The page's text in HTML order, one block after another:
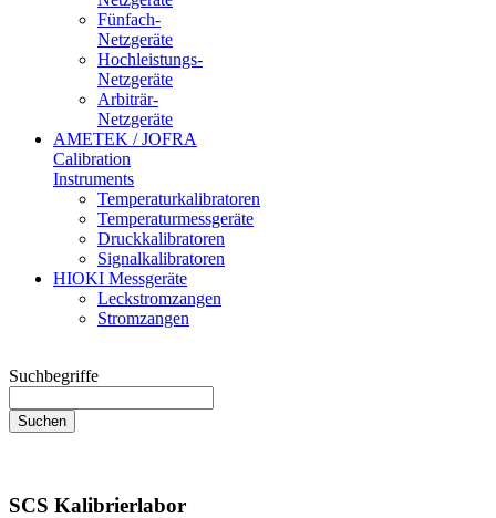
Fünfach-
Netzgeräte
Hochleistungs-
Netzgeräte
Arbiträr-
Netzgeräte
AMETEK / JOFRA
Calibration
Instruments
Temperaturkalibratoren
Temperaturmessgeräte
Druckkalibratoren
Signalkalibratoren
HIOKI Messgeräte
Leckstromzangen
Stromzangen
Suchbegriffe
SCS Kalibrierlabor